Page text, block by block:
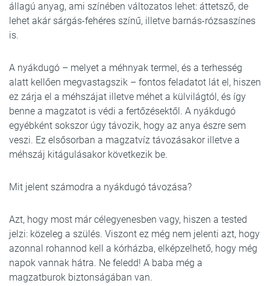
állagú anyag, ami színében változatos lehet: áttetsző, de
lehet akár sárgás-fehéres színű, illetve barnás-rózsaszínes
is.
A nyákdugó – melyet a méhnyak termel, és a terhesség
alatt kellően megvastagszik – fontos feladatot lát el, hiszen
ez zárja el a méhszájat illetve méhet a külvilágtól, és így
benne a magzatot is védi a fertőzésektől. A nyákdugó
egyébként sokszor úgy távozik, hogy az anya észre sem
veszi. Ez elsősorban a magzatvíz távozásakor illetve a
méhszáj kitágulásakor következik be.
Mit jelent számodra a nyákdugó távozása?
Azt, hogy most már célegyenesben vagy, hiszen a tested
jelzi: közeleg a szülés. Viszont ez még nem jelenti azt, hogy
azonnal rohannod kell a kórházba, elképzelhető, hogy még
napok vannak hátra. Ne feledd! A baba még a
magzatburok biztonságában van.